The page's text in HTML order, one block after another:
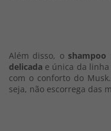
Além disso, o shampoo
delicada e única da linha
com o conforto do
seja, não escorrega das